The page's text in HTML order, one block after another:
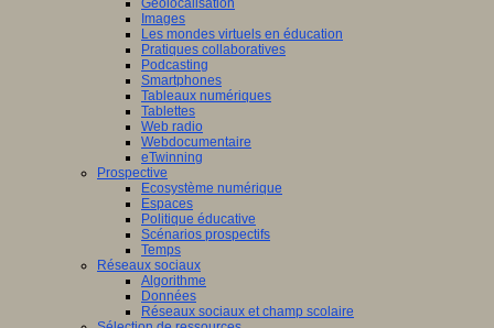
Géolocalisation
Images
Les mondes virtuels en éducation
Pratiques collaboratives
Podcasting
Smartphones
Tableaux numériques
Tablettes
Web radio
Webdocumentaire
eTwinning
Prospective
Ecosystème numérique
Espaces
Politique éducative
Scénarios prospectifs
Temps
Réseaux sociaux
Algorithme
Données
Réseaux sociaux et champ scolaire